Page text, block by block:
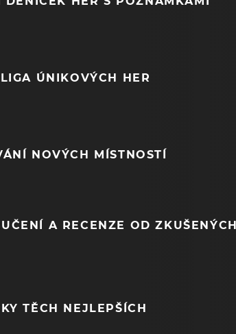
ÚNIKOVÝCH HER
NOVÝCH MÍSTNOSTÍ
A RECENZE OD ZKUŠENÝCH
TĚCH NEJLEPŠÍCH